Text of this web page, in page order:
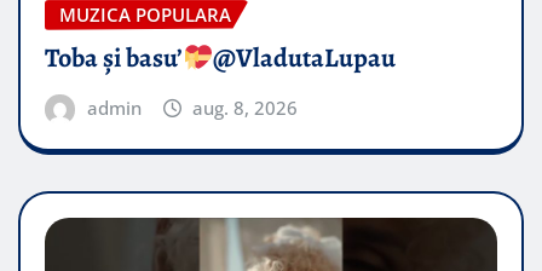
MUZICA POPULARA
Toba și basu’ @VladutaLupau
admin aug. 8, 2026